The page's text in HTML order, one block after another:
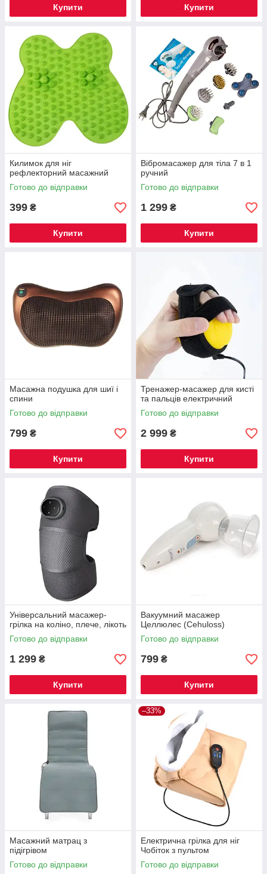
Купити Купити
Килимок для ніг
рефлекторний масажний
Готово до відправки
399 ₴
Купити
Вібромасажер для тіла 7 в 1
ручний
Готово до відправки
1 299 ₴
Купити
Масажна подушка для шиї і
спини
Готово до відправки
799 ₴
Купити
Тренажер-масажер для кисті
та пальців електричний
Готово до відправки
2 999 ₴
Купити
Універсальний масажер-
грілка на коліно, плече, лікоть
Готово до відправки
1 299 ₴
Купити
Вакуумний масажер
Целлюлес (Cehuloss)
Готово до відправки
799 ₴
Купити
Масажний матрац з
підігрівом
Готово до відправки
–33%
Електрична грілка для ніг
Чобіток з пультом
Готово до відправки